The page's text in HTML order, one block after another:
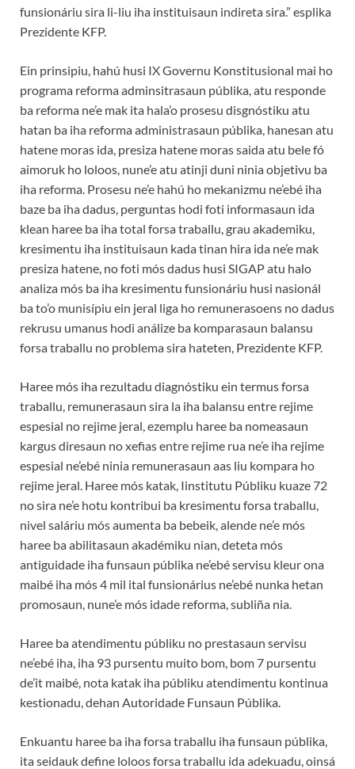
funsionáriu sira li-liu iha instituisaun indireta sira.” esplika
Prezidente KFP.
Ein prinsipiu, hahú husi IX Governu Konstitusional mai ho
programa reforma adminsitrasaun públika, atu responde
ba reforma ne’e mak ita hala’o prosesu disgnóstiku atu
hatan ba iha reforma administrasaun públika, hanesan atu
hatene moras ida, presiza hatene moras saida atu bele fó
aimoruk ho loloos, nune’e atu atinji duni ninia objetivu ba
iha reforma. Prosesu ne’e hahú ho mekanizmu ne’ebé iha
baze ba iha dadus, perguntas hodi foti informasaun ida
klean haree ba iha total forsa traballu, grau akademiku,
kresimentu iha instituisaun kada tinan hira ida ne’e mak
presiza hatene, no foti mós dadus husi SIGAP atu halo
analiza mós ba iha kresimentu funsionáriu husi nasionál
ba to’o munisípiu ein jeral liga ho remunerasoens no dadus
rekrusu umanus hodi análize ba komparasaun balansu
forsa traballu no problema sira hateten, Prezidente KFP.
Haree mós iha rezultadu diagnóstiku ein termus forsa
traballu, remunerasaun sira la iha balansu entre rejime
espesial no rejime jeral, ezemplu haree ba nomeasaun
kargus diresaun no xefias entre rejime rua ne’e iha rejime
espesial ne’ebé ninia remunerasaun aas liu kompara ho
rejime jeral. Haree mós katak, Iinstitutu Públiku kuaze 72
no sira ne’e hotu kontribui ba kresimentu forsa traballu,
nivel saláriu mós aumenta ba bebeik, alende ne’e mós
haree ba abilitasaun akadémiku nian, deteta mós
antiguidade iha funsaun públika ne’ebé servisu kleur ona
maibé iha mós 4 mil ital funsionárius ne’ebé nunka hetan
promosaun, nune’e mós idade reforma, subliña nia.
Haree ba atendimentu públiku no prestasaun servisu
ne’ebé iha, iha 93 pursentu muito bom, bom 7 pursentu
de’it maibé, nota katak iha públiku atendimentu kontinua
kestionadu, dehan Autoridade Funsaun Públika.
Enkuantu haree ba iha forsa traballu iha funsaun públika,
ita seidauk define loloos forsa traballu ida adekuadu, oinsá